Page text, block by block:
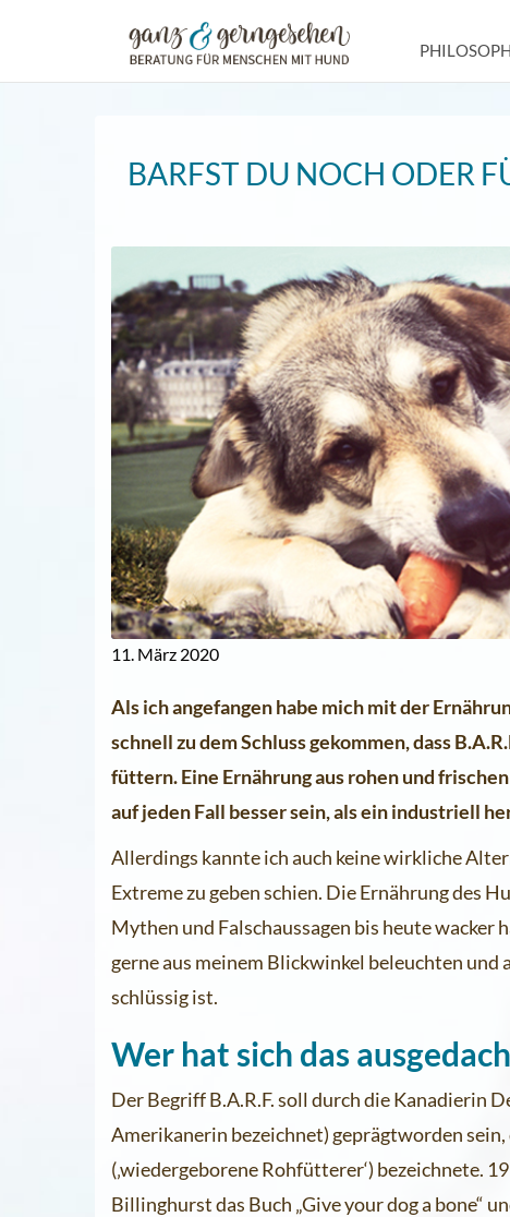
BARFST DU NOCH ODER
11. März 2020
Als ich angefangen habe mich mit der
schnell zu dem Schluss gekommen, dass
füttern. Eine Ernährung aus rohen und
auf jeden Fall besser sein, als ein industriell
Allerdings kannte ich auch keine wirkliche
Extreme zu geben schien. Die Ernährung des
Mythen und Falschaussagen bis heute wacker
gerne aus meinem Blickwinkel beleuchten
schlüssig ist.
Wer hat sich das
Der Begriff B.A.R.F. soll durch die Kanadierin
Amerikanerin bezeichnet) geprägtworden sein,
(‚wiedergeborene Rohfütterer‘) bezeichnete.
Billinghurst das Buch „Give your dog a bone“